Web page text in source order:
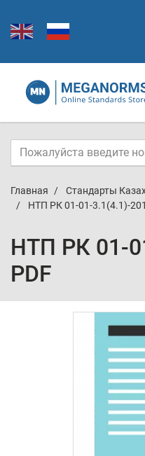
Главная Стандарты
НТП РК 01-01-3.1(4.1)-
НТП РК 01-
PDF